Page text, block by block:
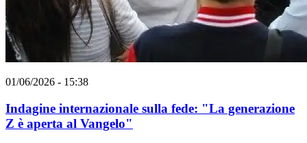
01/06/2026 - 15:38
Indagine internazionale sulla fede: "La generazione
Z è aperta al Vangelo"